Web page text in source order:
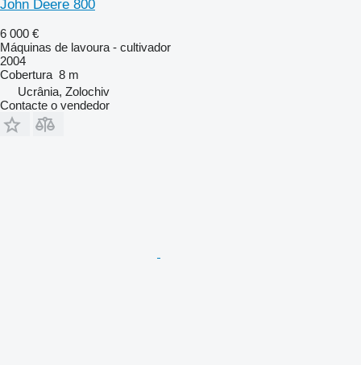
John Deere 800
6 000 €
Máquinas de lavoura - cultivador
2004
Cobertura 8 m
Ucrânia, Zolochiv
Contacte o vendedor